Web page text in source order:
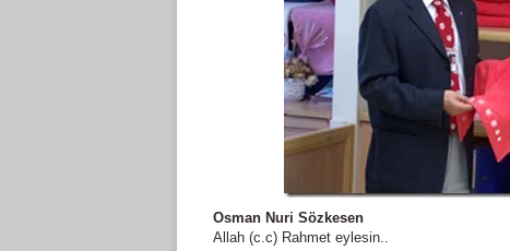
Osman Nuri Sözkesen
Allah (c.c) Rahmet eylesin..